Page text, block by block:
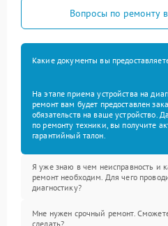
Вопросы по ремонту
Какие документы вы
На этапе приема устройства на
ремонт вам будет предоставлен
обязательств на ваше устройство.
по ремонту техники, вы получите
гарантийный талон.
Я уже знаю в чем неисправность и
ремонт необходим. Для чего
диагностику?
Мне нужен срочный ремонт.
сделать?